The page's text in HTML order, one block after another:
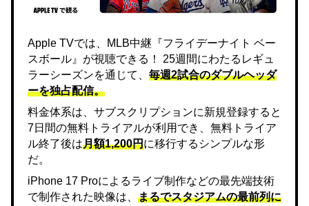
Apple TVでは、MLB中継『フライデーナイト ベー
スボール』が視聴できる！ 25週間にわたるレギュ
ラーシーズンを通じて、 毎週2試合のダブルヘッダ
ーを独占配信。
料金体系は、サブスクリプションに新規登録すると
7日間の無料トライアルが利用でき、無料トライア
ル終了後は月額1,200円に移行するシンプルな形
だ。
iPhone 17 Proによるライブ制作などの最先端技術
で制作された映像は、 まるでスタジアムの最前列に